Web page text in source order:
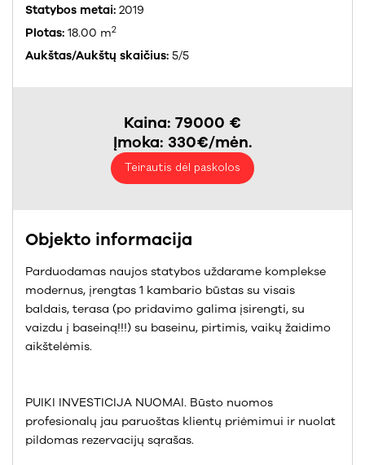
Statybos metai: 2019
Plotas: 18.00 m2
Aukštas/Aukštų skaičius: 5/5
Kaina: 79000 €
Įmoka: 330€/mėn.
Teirautis dėl paskolos
Objekto informacija
Parduodamas naujos statybos uždarame komplekse
modernus, įrengtas 1 kambario būstas su visais
baldais, terasa (po pridavimo galima įsirengti, su
vaizdu į baseiną!!!) su baseinu, pirtimis, vaikų žaidimo
aikštelėmis.
PUIKI INVESTICIJA NUOMAI. Būsto nuomos
profesionalų jau paruoštas klientų priėmimui ir nuolat
pildomas rezervacijų sąrašas.